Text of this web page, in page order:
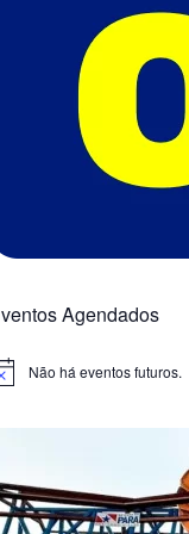
Agendados
Não há eventos futuros.